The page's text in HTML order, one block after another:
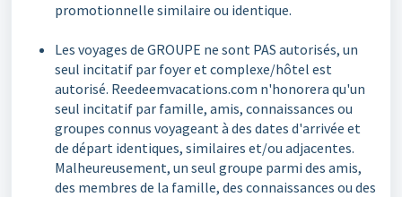
promotionnelle similaire ou identique.
Les voyages de GROUPE ne sont PAS autorisés, un
seul incitatif par foyer et complexe/hôtel est
autorisé. Reedeemvacations.com n'honorera qu'un
seul incitatif par famille, amis, connaissances ou
groupes connus voyageant à des dates d'arrivée et
de départ identiques, similaires et/ou adjacentes.
Malheureusement, un seul groupe parmi des amis,
des membres de la famille, des connaissances ou des